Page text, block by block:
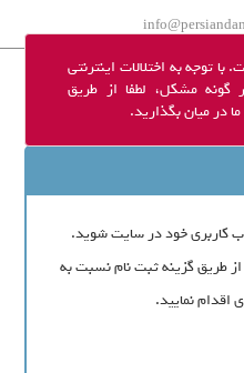
توجه به اختلالات اینترنتی
مشکل، لطفا از طریق
در میان بگذارید.
کاربری خود در سایت شوید.
طریق گزینه ثبت نام نسبت به
اقدام نمایید.